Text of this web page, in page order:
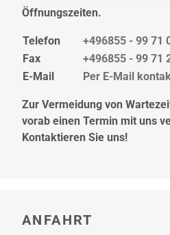
Öffnungszeiten.
Telefon
+496855 - 99 71
Fax
+496855 - 99 71
E-Mail
Per E-Mail
Zur Vermeidung von
vorab einen Termin mit uns
Kontaktieren Sie uns!
ANFAHRT